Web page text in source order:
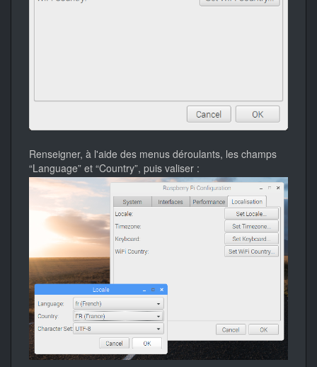
Renseigner, à l'aide des menus déroulants, les champs
“Language” et “Country”, puis valiser :